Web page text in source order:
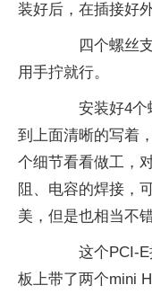
装好后，在插接好
四个螺丝支
用手拧就行。
安装好4个螺
到上面清晰的写着
个细节看看做工，
阻、电容的焊接，
美，但是也相当不
这个PCI-E
板上带了两个mini